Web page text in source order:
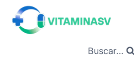
Saltar
contenido
Buscar...